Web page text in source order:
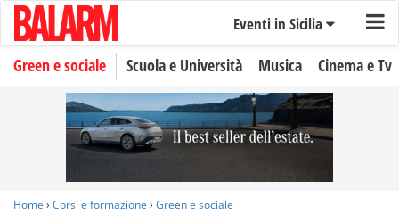
Eventi in Sicilia
Green e sociale Scuola e Università Musica Cinema e Tv
Home › Corsi e formazione › Green e sociale